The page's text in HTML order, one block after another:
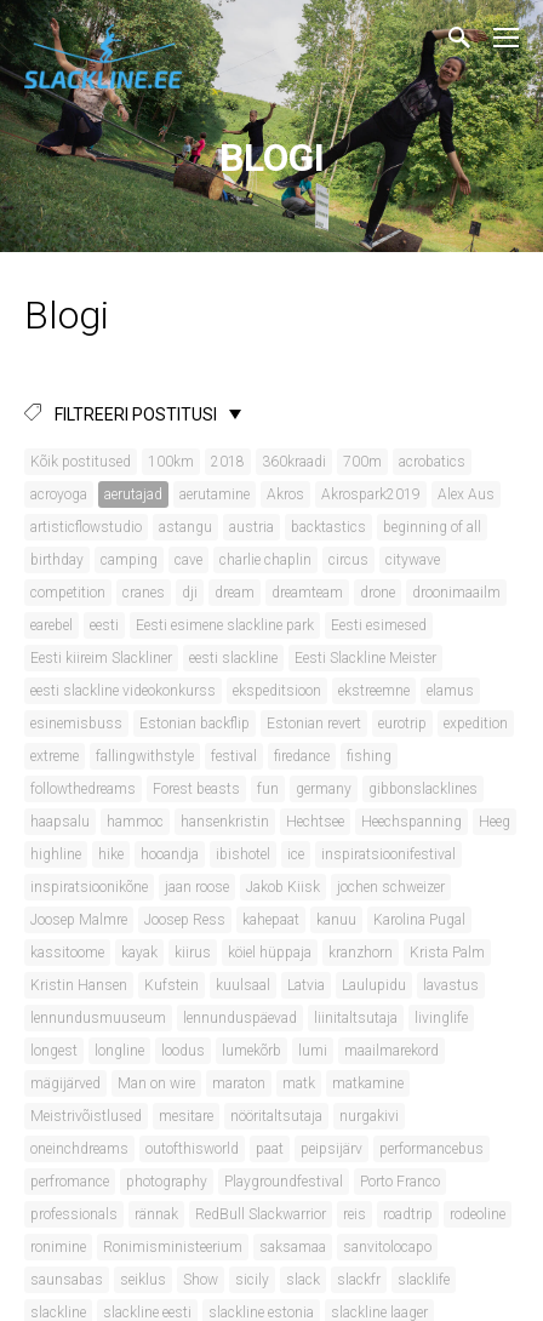
BLOGI
Blogi
FILTREERI POSTITUSI
Kõik postitused 100km 2018 360kraadi 700m
acrobatics
acroyoga
aerutajad aerutamine Akros Akrospark2019
Alex Aus
artisticflowstudio
astangu austria backtastics
beginning of all
birthday
camping cave charlie chaplin circus
citywave
competition
cranes dji dream dreamteam drone
droonimaailm
earebel
eesti Eesti esimene slackline park
Eesti esimesed
Eesti kiireim Slackliner
eesti slackline
Eesti Slackline Meister
eesti slackline videokonkurss
ekspeditsioon ekstreemne
elamus
esinemisbuss
Estonian backflip Estonian revert eurotrip
expedition
extreme
fallingwithstyle festival firedance
fishing
followthedreams
Forest beasts fun germany
gibbonslacklines
haapsalu
hammoc hansenkristin Hechtsee Heechspanning
Heeg
highline
hike hooandja ibishotel ice
inspiratsioonifestival
inspiratsioonikõne
jaan roose Jakob Kiisk
jochen schweizer
Joosep Malmre
Joosep Ress kahepaat kanuu
Karolina Pugal
kassitoome
kayak kiirus köiel hüppaja kranzhorn
Krista Palm
Kristin Hansen
Kufstein kuulsaal Latvia Laulupidu
lavastus
lennundusmuuseum
lennunduspäevad liinitaltsutaja
livinglife
longest
longline loodus lumekõrb lumi
maailmarekord
mägijärved
Man on wire maraton matk
matkamine
Meistrivõistlused
mesitare nööritaltsutaja
nurgakivi
oneinchdreams
outofthisworld paat peipsijärv
performancebus
perfromance
photography Playgroundfestival
Porto Franco
professionals
rännak RedBull Slackwarrior reis roadtrip
rodeoline
ronimine
Ronimisministeerium saksamaa
sanvitolocapo
saunsabas
seiklus Show sicily slack slackfr
slacklife
slackline
slackline eesti slackline estonia
slackline laager